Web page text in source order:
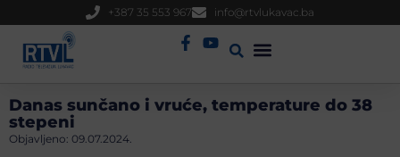
+387 35 553 967 info@rtvlukavac.ba
Danas sunčano i vruće, temperature do 38
stepeni
Objavljeno: 09.07.2024.